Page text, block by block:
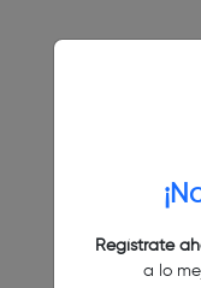
Regístrate
a lo